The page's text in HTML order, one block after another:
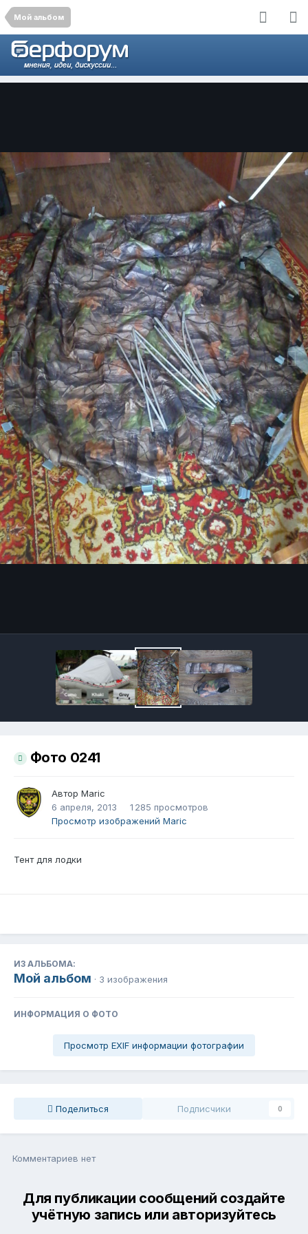
Мой альбом
Фото 0241
Автор Maric
6 апреля, 2013
1 285 просмотров
Просмотр изображений Maric
Тент для лодки
ИЗ АЛЬБОМА:
Мой альбом · 3 изображения
ИНФОРМАЦИЯ О ФОТО
Просмотр EXIF информации фотографии
Поделиться Подписчики 0
Комментариев нет
Для публикации сообщений создайте
учётную запись или авторизуйтесь